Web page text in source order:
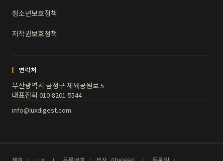
청소년보호정책
저작권보호정책
연락처
부산광역시 금정구 체육공원로 5
대표전화 010-8201-5544
info@luxdigest.com